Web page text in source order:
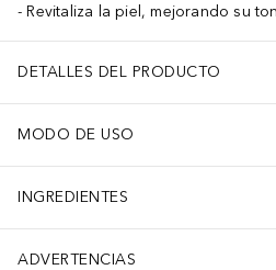
Revitaliza la piel, mejorando su
DETALLES DEL PRODUCTO
MODO DE USO
INGREDIENTES
ADVERTENCIAS